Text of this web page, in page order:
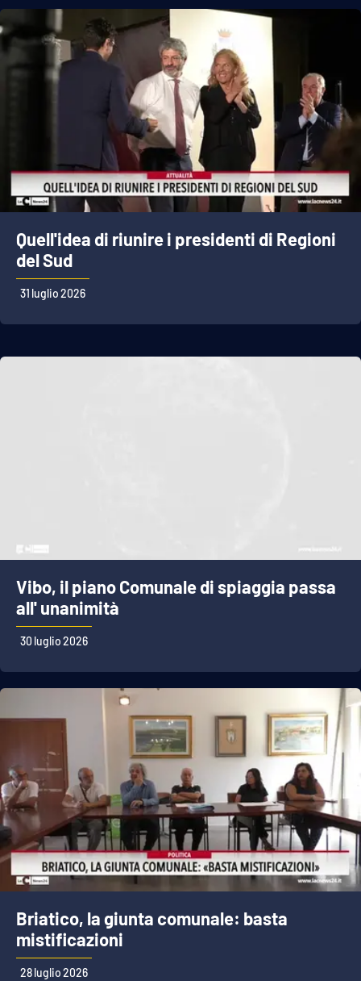
APP
Android
Quell'idea di riunire i presidenti di Regioni
del Sud
31 luglio 2026
Vibo, il piano Comunale di spiaggia passa
all' unanimità
30 luglio 2026
Briatico, la giunta comunale: basta
mistificazioni
28 luglio 2026